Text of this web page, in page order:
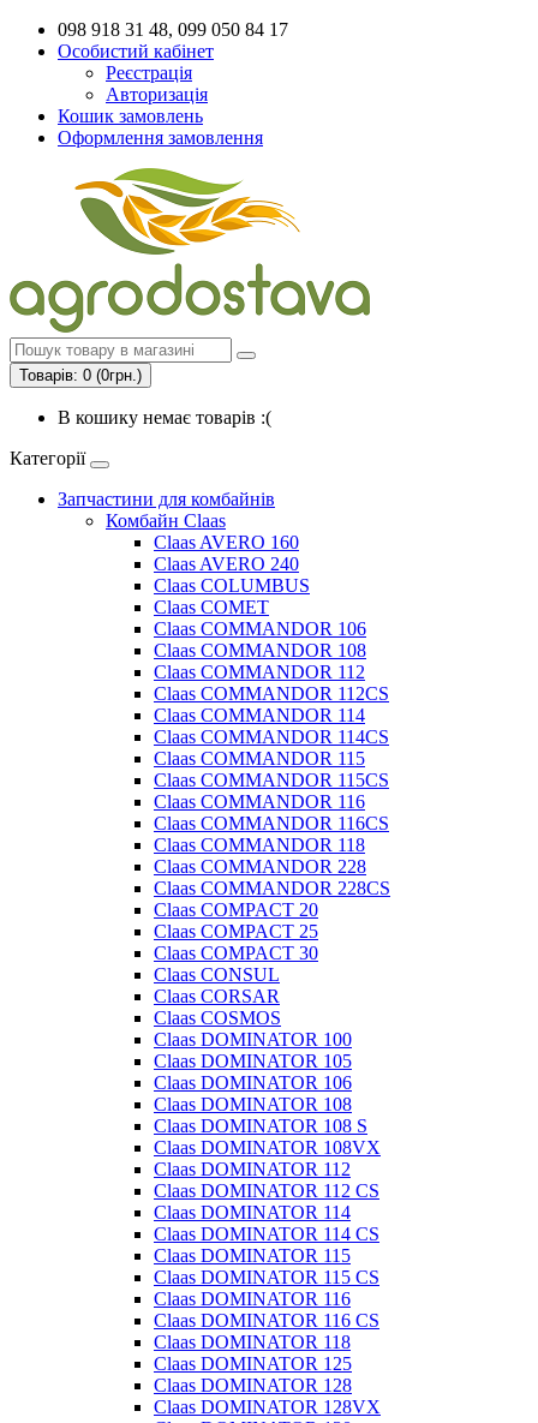
098 918 31 48, 099 050 84 17
Особистий кабінет
Реєстрація
Авторизація
Кошик замовлень
Оформлення замовлення
Товарів: 0 (0грн.)
В кошику немає товарів :(
Категорії
Запчастини для комбайнів
Комбайн Claas
Claas AVERO 160
Claas AVERO 240
Claas COLUMBUS
Claas COMET
Claas COMMANDOR 106
Claas COMMANDOR 108
Claas COMMANDOR 112
Claas COMMANDOR 112CS
Claas COMMANDOR 114
Claas COMMANDOR 114CS
Claas COMMANDOR 115
Claas COMMANDOR 115CS
Claas COMMANDOR 116
Claas COMMANDOR 116CS
Claas COMMANDOR 118
Claas COMMANDOR 228
Claas COMMANDOR 228CS
Claas COMPACT 20
Claas COMPACT 25
Claas COMPACT 30
Claas CONSUL
Claas CORSAR
Claas COSMOS
Claas DOMINATOR 100
Claas DOMINATOR 105
Claas DOMINATOR 106
Claas DOMINATOR 108
Claas DOMINATOR 108 S
Claas DOMINATOR 108VX
Claas DOMINATOR 112
Claas DOMINATOR 112 CS
Claas DOMINATOR 114
Claas DOMINATOR 114 CS
Claas DOMINATOR 115
Claas DOMINATOR 115 CS
Claas DOMINATOR 116
Claas DOMINATOR 116 CS
Claas DOMINATOR 118
Claas DOMINATOR 125
Claas DOMINATOR 128
Claas DOMINATOR 128VX